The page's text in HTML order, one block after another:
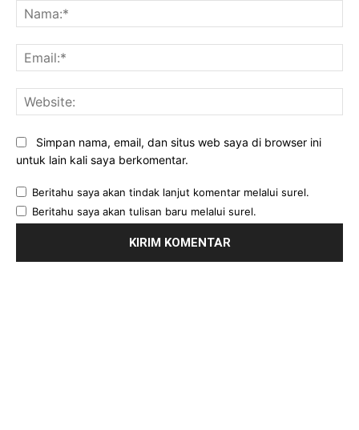
Simpan nama, email, dan situs web saya di browser ini
untuk lain kali saya berkomentar.
Beritahu saya akan tindak lanjut komentar melalui surel.
Beritahu saya akan tulisan baru melalui surel.